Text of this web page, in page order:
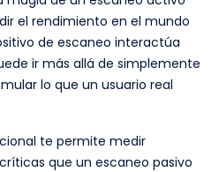
el rendimiento en el mundo
de escaneo interactúa
ir más allá de simplemente
lo que un usuario real
te permite medir
que un escaneo pasivo